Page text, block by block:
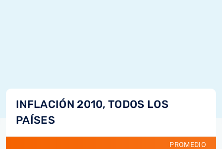
INFLACIÓN 2010, TODOS LOS
PAÍSES
PROMEDIO